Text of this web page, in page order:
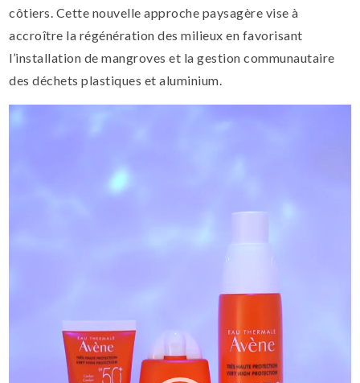
côtiers. Cette nouvelle approche paysagère vise à
accroître la régénération des milieux en favorisant
l’installation de mangroves et la gestion communautaire
des déchets plastiques et aluminium.